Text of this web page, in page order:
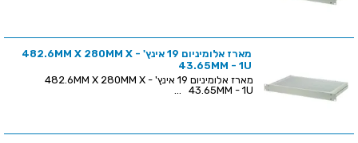
מארז אלומיניום 19 אינץ' - 482.6MM X 280MM X
43.65MM - 1U
מארז אלומיניום 19 אינץ' - 482.6MM X 280MM X
43.65MM - 1U ...